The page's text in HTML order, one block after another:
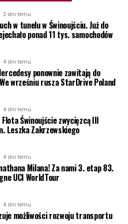
2 dni temu
w tunelu w Świnoujściu. Już do
ponad 11 tys. samochodów
4 dni temu
ponownie zawitają do
wrześniu rusza StarDrive Poland
4 dni temu
Świnoujście zwycięzcą III
Leszka Zakrzewskiego
4 dni temu
Milana! Za nami 3. etap 83.
UCI WorldTour
4 dni temu
możliwości rozwoju transportu